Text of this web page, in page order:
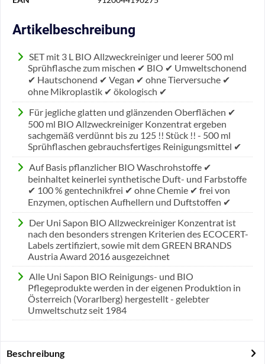
Artikelbeschreibung
SET mit 3 L BIO Allzweckreiniger und leerer 500 ml
Sprühflasche zum mischen ✔ BIO ✔ Umweltschonend
✔ Hautschonend ✔ Vegan ✔ ohne Tierversuche ✔
ohne Mikroplastik ✔ ökologisch ✔
Für jegliche glatten und glänzenden Oberflächen ✔
500 ml BIO Allzweckreiniger Konzentrat ergeben
sachgemäß verdünnt bis zu 125 !! Stück !! - 500 ml
Sprühflaschen gebrauchsfertiges Reinigungsmittel ✔
Auf Basis pflanzlicher BIO Waschrohstoffe ✔
beinhaltet keinerlei synthetische Duft- und Farbstoffe
✔ 100 % gentechnikfrei ✔ ohne Chemie ✔ frei von
Enzymen, optischen Aufhellern und Duftstoffen ✔
Der Uni Sapon BIO Allzweckreiniger Konzentrat ist
nach den besonders strengen Kriterien des ECOCERT-
Labels zertifiziert, sowie mit dem GREEN BRANDS
Austria Award 2016 ausgezeichnet
Alle Uni Sapon BIO Reinigungs- und BIO
Pflegeprodukte werden in der eigenen Produktion in
Österreich (Vorarlberg) hergestellt - gelebter
Umweltschutz seit 1984
Beschreibung